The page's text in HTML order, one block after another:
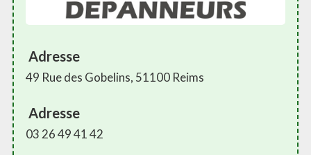
Adresse
49 Rue des Gobelins, 51100 Reims
Adresse
03 26 49 41 42